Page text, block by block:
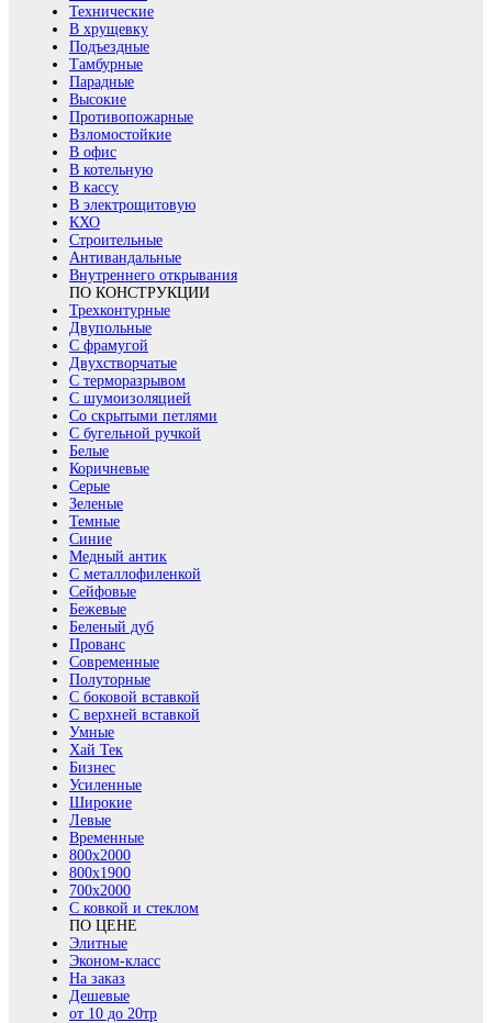
Технические
В хрущевку
Подъездные
Тамбурные
Парадные
Высокие
Противопожарные
Взломостойкие
В офис
В котельную
В кассу
В электрощитовую
КХО
Строительные
Антивандальные
Внутреннего открывания
ПО КОНСТРУКЦИИ
Трехконтурные
Двупольные
С фрамугой
Двухстворчатые
С терморазрывом
С шумоизоляцией
Со скрытыми петлями
С бугельной ручкой
Белые
Коричневые
Серые
Зеленые
Темные
Синие
Медный антик
С металлофиленкой
Сейфовые
Бежевые
Беленый дуб
Прованс
Современные
Полуторные
С боковой вставкой
С верхней вставкой
Умные
Хай Тек
Бизнес
Усиленные
Широкие
Левые
Временные
800х2000
800x1900
700x2000
С ковкой и стеклом
ПО ЦЕНЕ
Элитные
Эконом-класс
На заказ
Дешевые
от 10 до 20тр